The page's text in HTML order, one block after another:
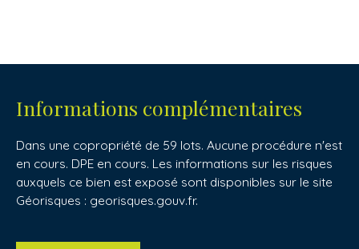
Informations complémentaires
Dans une copropriété de 59 lots. Aucune procédure n'est
en cours. DPE en cours. Les informations sur les risques
auxquels ce bien est exposé sont disponibles sur le site
Géorisques : georisques.gouv.fr.